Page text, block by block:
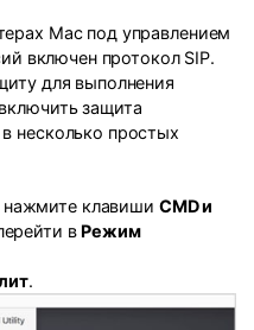
Mac под управлением
включен протокол SIP.
для выполнения
защита
несколько простых
нажмите клавиши CMD и
в Режим
.